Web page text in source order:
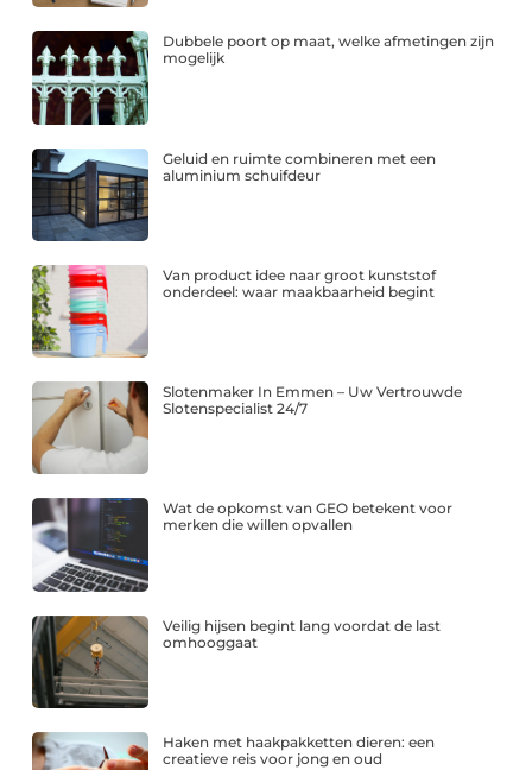
Dubbele poort op maat, welke afmetingen zijn
mogelijk
Geluid en ruimte combineren met een
aluminium schuifdeur
Van product idee naar groot kunststof
onderdeel: waar maakbaarheid begint
Slotenmaker In Emmen – Uw Vertrouwde
Slotenspecialist 24/7
Wat de opkomst van GEO betekent voor
merken die willen opvallen
Veilig hijsen begint lang voordat de last
omhooggaat
Haken met haakpakketten dieren: een
creatieve reis voor jong en oud